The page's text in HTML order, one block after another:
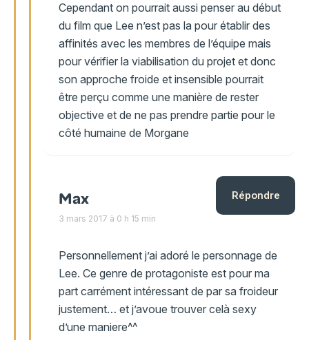
Cependant on pourrait aussi penser au début
du film que Lee n’est pas la pour établir des
affinités avec les membres de l’équipe mais
pour vérifier la viabilisation du projet et donc
son approche froide et insensible pourrait
être perçu comme une manière de rester
objective et de ne pas prendre partie pour le
côté humaine de Morgane
Max
3 mars 2017 à 0 h 15 min
Personnellement j’ai adoré le personnage de
Lee. Ce genre de protagoniste est pour ma
part carrément intéressant de par sa froideur
justement… et j’avoue trouver celà sexy
d’une maniere^^
Répondre